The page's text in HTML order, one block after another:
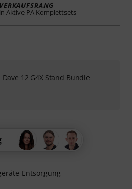
VERKAUFSRANG
in Aktive PA Komplettsets
Entsorgung
Dave 12 G4X Stand Bundle